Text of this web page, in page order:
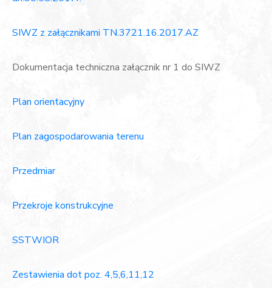
SIWZ z załącznikami TN.3721.16.2017.AZ
Dokumentacja techniczna załącznik nr 1 do SIWZ
Plan orientacyjny
Plan zagospodarowania terenu
Przedmiar
Przekroje konstrukcyjne
SSTWIOR
Zestawienia dot poz. 4,5,6,11,12